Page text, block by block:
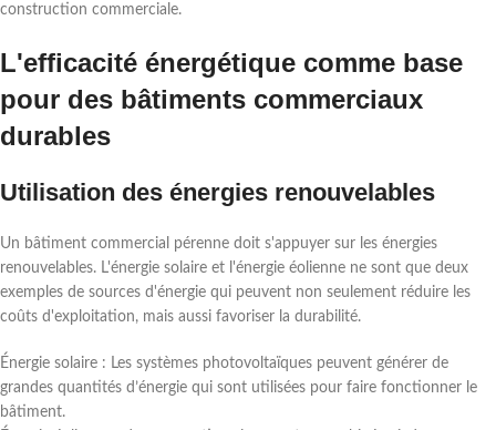
construction commerciale.
L'efficacité énergétique comme base
pour des bâtiments commerciaux
durables
Utilisation des énergies renouvelables
Un bâtiment commercial pérenne doit s'appuyer sur les énergies
renouvelables. L'énergie solaire et l'énergie éolienne ne sont que deux
exemples de sources d'énergie qui peuvent non seulement réduire les
coûts d'exploitation, mais aussi favoriser la durabilité.
Énergie solaire : Les systèmes photovoltaïques peuvent générer de
grandes quantités d’énergie qui sont utilisées pour faire fonctionner le
bâtiment.